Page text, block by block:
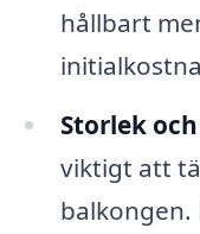
hållbart
Storlek
viktigt att
balkongen.